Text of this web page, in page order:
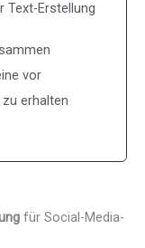
Text-Erstellung
vor
erhalten
für Social-Media-